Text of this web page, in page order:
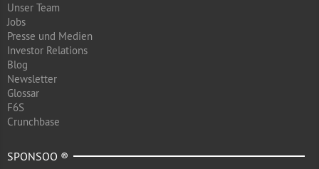
Unser Team
Jobs
Presse und Medien
Investor Relations
Blog
Newsletter
Glossar
F6S
Crunchbase
SPONSOO ®